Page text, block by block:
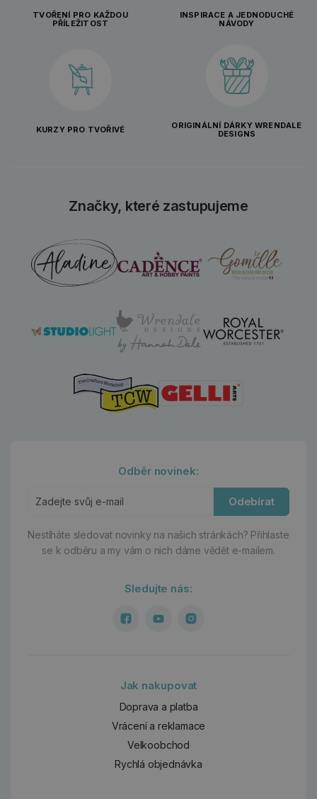
TVOŘENÍ PRO KAŽDOU
PŘÍLEŽITOST
INSPIRACE A JEDNODUCHÉ
NÁVODY
KURZY PRO TVOŘIVÉ
ORIGINÁLNÍ DÁRKY WRENDALE
DESIGNS
Značky, které zastupujeme
Odběr novinek:
Odebírat
Nestíháte sledovat novinky na našich stránkách? Přihlaste
se k odběru a my vám o nich dáme vědět e-mailem.
Sledujte nás:
Jak nakupovat
Doprava a platba
Vrácení a reklamace
Velkoobchod
Rychlá objednávka